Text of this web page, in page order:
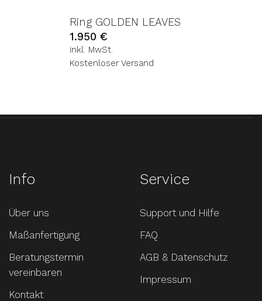
Ring GOLDEN LEAVES
1.950€
inkl. MwSt.
Kostenloser Versand
Info
Über uns
Maßanfertigung
Beratungstermin
vereinbaren
Kontakt
Service
Support und Hilfe
FAQ
AGB & Datenschutz
Impressum